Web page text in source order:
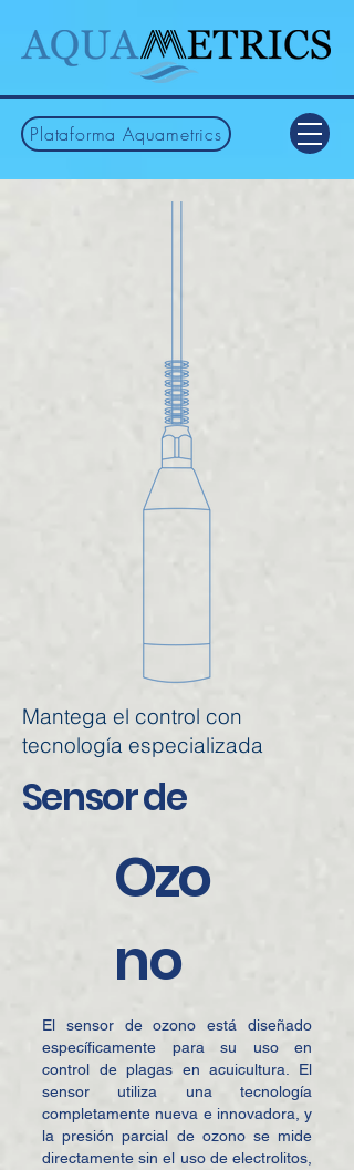
Plataforma Aquametrics
Mantega el control con
tecnología especializada
Sensor de
Ozo
no
El sensor de ozono está diseñado
específicamente para su uso en
control de plagas en acuicultura. El
sensor utiliza una tecnología
completamente nueva e innovadora, y
la presión parcial de ozono se mide
directamente sin el uso de electrolitos,